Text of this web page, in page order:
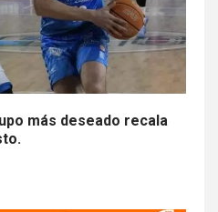
más deseado recala